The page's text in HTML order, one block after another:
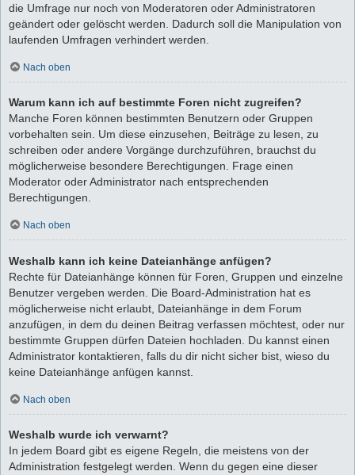
die Umfrage nur noch von Moderatoren oder Administratoren
geändert oder gelöscht werden. Dadurch soll die Manipulation von
laufenden Umfragen verhindert werden.
Nach oben
Warum kann ich auf bestimmte Foren nicht zugreifen?
Manche Foren können bestimmten Benutzern oder Gruppen
vorbehalten sein. Um diese einzusehen, Beiträge zu lesen, zu
schreiben oder andere Vorgänge durchzuführen, brauchst du
möglicherweise besondere Berechtigungen. Frage einen
Moderator oder Administrator nach entsprechenden
Berechtigungen.
Nach oben
Weshalb kann ich keine Dateianhänge anfügen?
Rechte für Dateianhänge können für Foren, Gruppen und einzelne
Benutzer vergeben werden. Die Board-Administration hat es
möglicherweise nicht erlaubt, Dateianhänge in dem Forum
anzufügen, in dem du deinen Beitrag verfassen möchtest, oder nur
bestimmte Gruppen dürfen Dateien hochladen. Du kannst einen
Administrator kontaktieren, falls du dir nicht sicher bist, wieso du
keine Dateianhänge anfügen kannst.
Nach oben
Weshalb wurde ich verwarnt?
In jedem Board gibt es eigene Regeln, die meistens von der
Administration festgelegt werden. Wenn du gegen eine dieser